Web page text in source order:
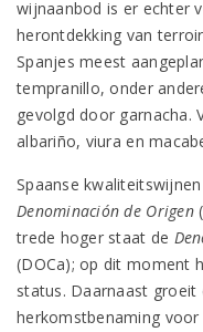
wijnaanbod is er echter
herontdekking van
Spanjes meest
tempranillo, onder
gevolgd door garnacha.
albariño, viura en
Spaanse
Denominación de Origen
trede hoger staat de
(DOCa); op dit moment
status. Daarnaast groeit
herkomstbenaming